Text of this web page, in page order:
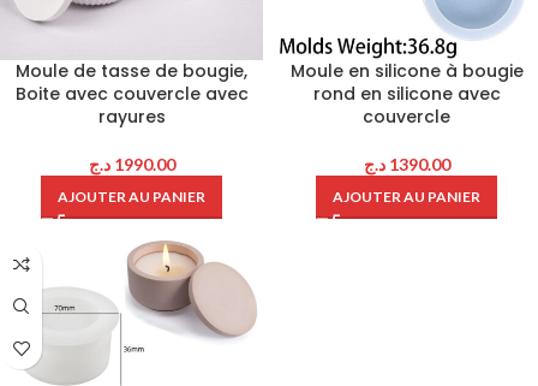
Moule de tasse de bougie,
Boite avec couvercle avec
rayures
1990.00 د.ج
AJOUTER AU PANIER
Moule en silicone à bougie
rond en silicone avec
couvercle
1390.00 د.ج
AJOUTER AU PANIER